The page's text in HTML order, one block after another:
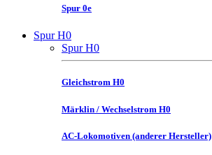
Spur 0e
Spur H0
Spur H0
Gleichstrom H0
Märklin / Wechselstrom H0
AC-Lokomotiven (anderer Hersteller)